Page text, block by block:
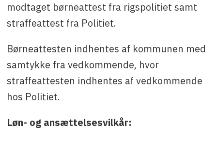
modtaget børneattest fra rigspolitiet samt
straffeattest fra Politiet.
Børneattesten indhentes af kommunen med
samtykke fra vedkommende, hvor
straffeattesten indhentes af vedkommende
hos Politiet.
Løn- og ansættelsesvilkår: